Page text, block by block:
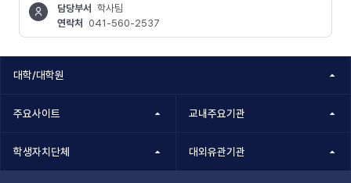
담당부서 학사팀
연락처
041-560-2537
대학/대학원
주요사이트 교내주요기관
학생자치단체 대외유관기관